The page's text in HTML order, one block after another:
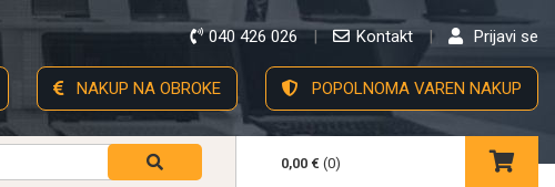
040 426 026 Kontakt Prijavi se
NAKUP NA OBROKE POPOLNOMA VAREN NAKUP
0,00 € (0)